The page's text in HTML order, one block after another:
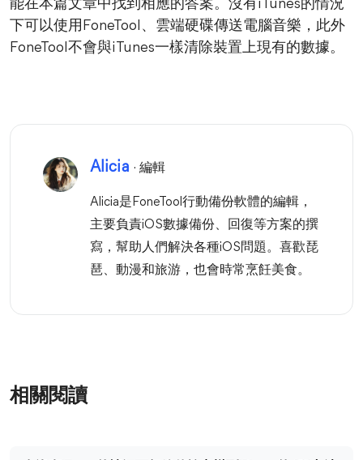
能在本篇文章中找到相應的答案。沒有iTunes的情況
下可以使用FoneTool、雲端硬碟傳送電腦音樂，此外
FoneTool不會與iTunes一樣清除裝置上現有的數據。
Alicia · 編輯
Alicia是FoneTool行動備份軟體的編輯，
主要負責iOS數據備份、回復等方案的撰
寫，幫助人們解決各種iOS問題。喜歡琵
琶、動漫和旅游，也會時常烹飪美食。
相關閱讀